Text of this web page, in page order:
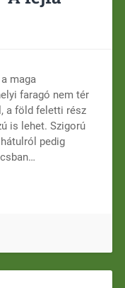
maga
faragó nem tér
a föld feletti rész
is lehet. Szigorú
pedig